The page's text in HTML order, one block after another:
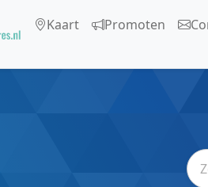
Kaart Promoten